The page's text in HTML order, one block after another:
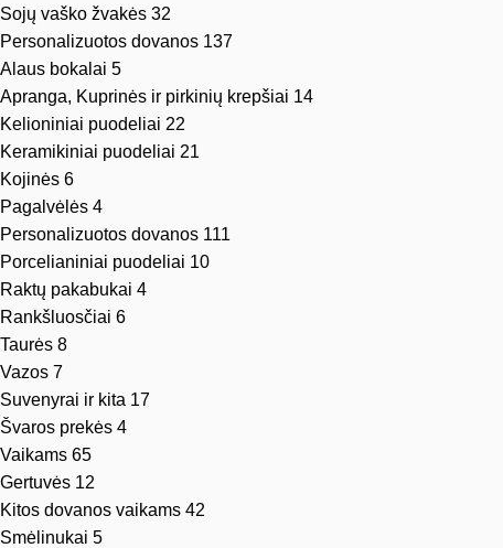
Sojų vaško žvakės 32
Personalizuotos dovanos 137
Alaus bokalai 5
Apranga, Kuprinės ir pirkinių krepšiai 14
Kelioniniai puodeliai 22
Keramikiniai puodeliai 21
Kojinės 6
Pagalvėlės 4
Personalizuotos dovanos 111
Porcelianiniai puodeliai 10
Raktų pakabukai 4
Rankšluosčiai 6
Taurės 8
Vazos 7
Suvenyrai ir kita 17
Švaros prekės 4
Vaikams 65
Gertuvės 12
Kitos dovanos vaikams 42
Smėlinukai 5